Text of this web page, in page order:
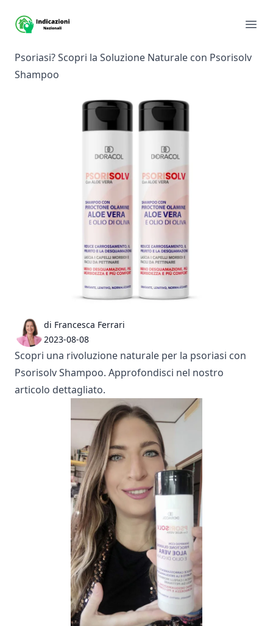
Sito Indicazioni nazionali
Apri
Psoriasi? Scopri la Soluzione Naturale con Psorisolv
Shampoo
di Francesca Ferrari
2023-08-08
Scopri una rivoluzione naturale per la psoriasi con
Psorisolv Shampoo. Approfondisci nel nostro
articolo dettagliato.